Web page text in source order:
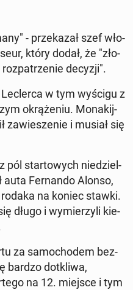
- prze­ka­zał szef wło­
który dodał, że "zło­
decyzji".
w tym wyścigu z
okrą­że­niu. Mo­na­kij­
za­wie­sze­nie i musiał się
pól star­to­wych nie­dziel­
auta Fer­nan­do Alonso,
na koniec stawki.
długo i wy­mie­rzy­li kie­
za sa­mo­cho­dem bez­
bardzo do­tkli­wa,
na 12. miejsce i tym